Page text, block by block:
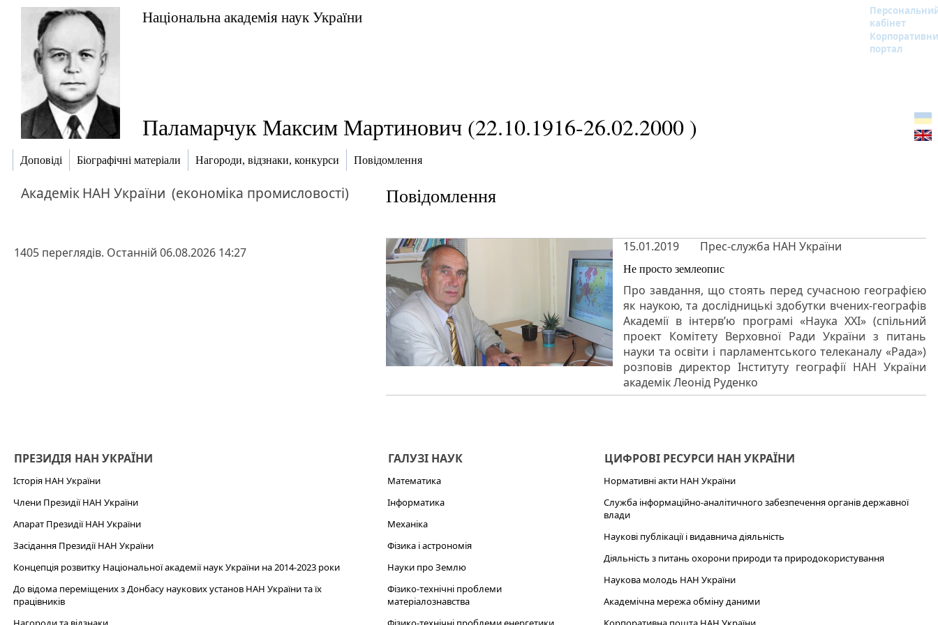
Національна академія наук України
кабінет
портал
Паламарчук Максим Мартинович (22.10.1916-26.02.2000 )
Доповіді Біографічні матеріали Нагороди, відзнаки, конкурси Повідомлення
АкадемікНАН України (економіка промисловості)
1405 переглядів. Останній 06.08.2026 14:27
Повідомлення
15.01.2019 Прес-служба НАН України
Не просто землеопис
Про завдання, що стоять перед сучасною географією
як наукою, та дослідницькі здобутки вчених-географів
Академії в інтерв’ю програмі «Наука ХХІ» (спільний
проект Комітету Верховної Ради України з питань
науки та освіти і парламентського телеканалу «Рада»)
розповів директор Інституту географії НАН України
академік Леонід Руденко
ПРЕЗИДІЯ НАН УКРАЇНИ
Історія НАН України
Члени Президії НАН України
Апарат Президії НАН України
Засідання Президії НАН України
Концепція розвитку Національної академії наук України на 2014-2023 роки
До відома переміщених з Донбасу наукових установ НАН України та їх
працівників
ГАЛУЗІ НАУК
Математика
Інформатика
Механіка
Фізика і астрономія
Науки про Землю
Фізико-технічні проблеми
матеріалознавства
ЦИФРОВІ РЕСУРСИ НАН УКРАЇНИ
Нормативні акти НАН України
Служба інформаційно-аналітичного забезпечення органів державної
влади
Наукові публікації і видавнича діяльність
Діяльність з питань охорони природи та природокористування
Наукова молодь НАН України
Академічна мережа обміну даними